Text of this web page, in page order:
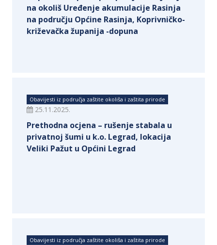
na okoliš Uređenje akumulacije Rasinja
na području Općine Rasinja, Koprivničko-
križevačka županija -dopuna
Obavijesti iz područja zaštite okoliša i zaštita prirode
25.11.2025.
Prethodna ocjena – rušenje stabala u
privatnoj šumi u k.o. Legrad, lokacija
Veliki Pažut u Općini Legrad
Obavijesti iz područja zaštite okoliša i zaštita prirode